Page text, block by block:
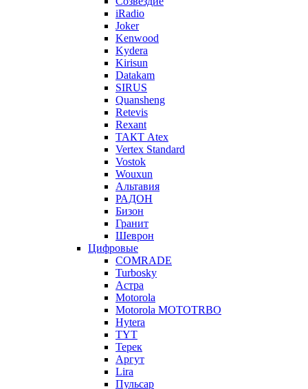
iRadio
Joker
Kenwood
Kydera
Kirisun
Datakam
SIRUS
Quansheng
Retevis
Rexant
ТАКТ Atex
Vertex Standard
Vostok
Wouxun
Альтавия
РАДОН
Бизон
Гранит
Шеврон
Цифровые
COMRADE
Turbosky
Астра
Motorola
Motorola MOTOTRBO
Hytera
TYT
Терек
Аргут
Lira
Пульсар